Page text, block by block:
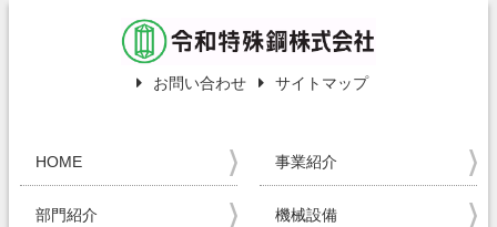
お問い合わせ サイトマップ
HOME 事業紹介
部門紹介 機械設備